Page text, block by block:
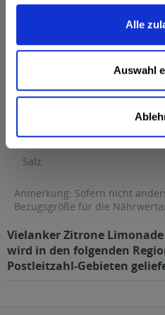
Alle
Auswahl
Fett
davon gesättigte Fettsäuren
Kohlenhydrate
Eiweiß
Salz
Anmerkung: Sofern nicht
Bezugsgröße für die
Vielanker Zitrone Limonade
wird in den folgenden
Postleitzahl-Gebieten